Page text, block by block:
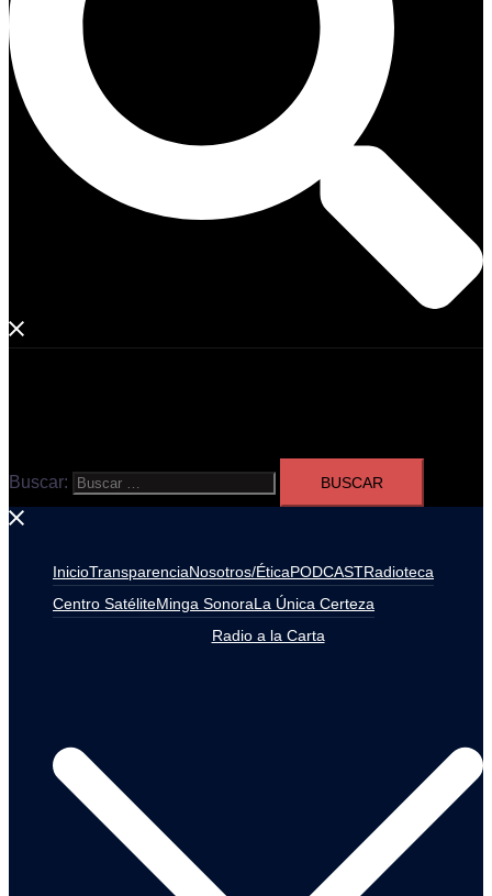
Buscar:
InicioTransparenciaNosotros/ÉticaPODCASTRadioteca
Centro SatéliteMinga SonoraLa Única Certeza
Radio a la Carta